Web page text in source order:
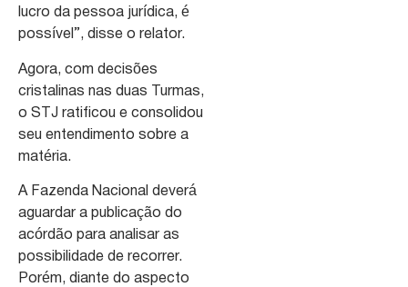
lucro da pessoa jurídica, é
possível”, disse o relator.
Agora, com decisões
cristalinas nas duas Turmas,
o STJ ratificou e consolidou
seu entendimento sobre a
matéria.
A Fazenda Nacional deverá
aguardar a publicação do
acórdão para analisar as
possibilidade de recorrer.
Porém, diante do aspecto